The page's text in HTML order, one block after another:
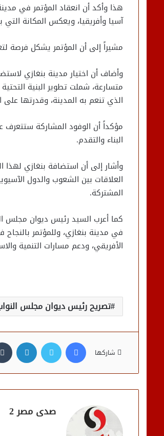
هذا وأكد أن انعقاد المؤتمر في
آسيا وأفريقيا، ويعكس المكانة التي
مشيراً إلى أن المؤتمر يشكل فرصة
وأضاف أن اختيار مدينة بنغازي
متسارعة، شملت تطوير البنية
الذي تنعم به المدينة، وقدرتها على
مؤكداً أن الوفود المشاركة
البناء والتقدم.
وأشار إلى أن استضافة بنغازي لهذا
العلاقات بين الشعوب والدول
المشتركة.
كما أعرب السيد رئيس ديوان مجلس
في مدينة بنغازي، وللمؤتمر
الأفريقي، ودعم مسارات التنمية
تصريح رئيس ديوان مجلس
شاركها
فيسبوك تويتر
صدى مصر 2